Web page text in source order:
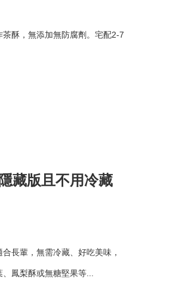
酥，無添加無防腐劑。宅配2-7
藏版且不用冷藏
長輩，無需冷藏、好吃美味，
鳳梨酥或無糖堅果等...